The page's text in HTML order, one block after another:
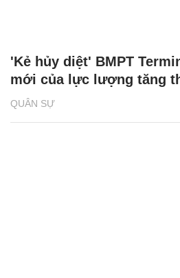
QUÂN SỰ
'Kẻ hủy diệt' BMPT
mới của lực lượng tăng